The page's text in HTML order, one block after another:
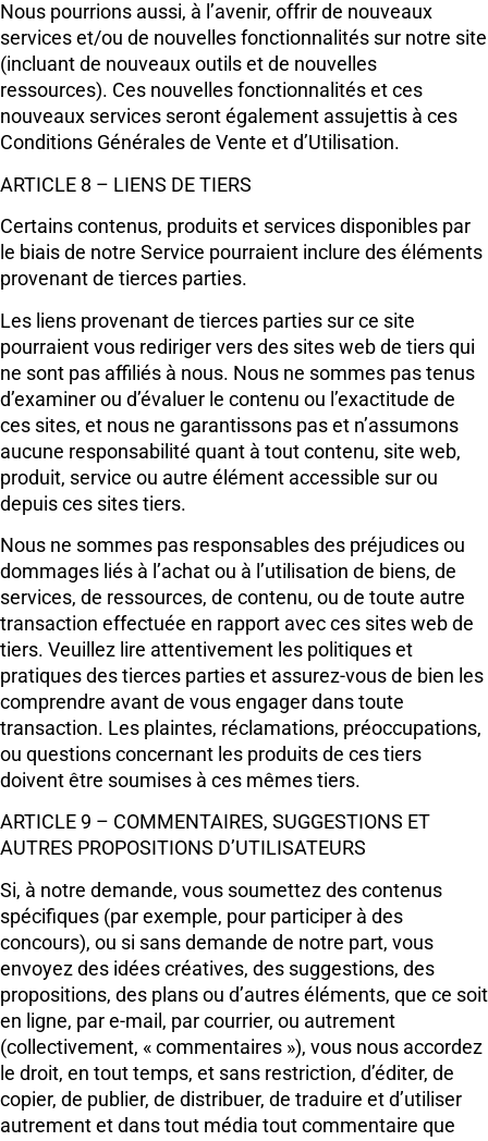
Nous pourrions aussi, à l’avenir, offrir de nouveaux
services et/ou de nouvelles fonctionnalités sur notre site
(incluant de nouveaux outils et de nouvelles
ressources). Ces nouvelles fonctionnalités et ces
nouveaux services seront également assujettis à ces
Conditions Générales de Vente et d’Utilisation.
ARTICLE 8 – LIENS DE TIERS
Certains contenus, produits et services disponibles par
le biais de notre Service pourraient inclure des éléments
provenant de tierces parties.
Les liens provenant de tierces parties sur ce site
pourraient vous rediriger vers des sites web de tiers qui
ne sont pas affiliés à nous. Nous ne sommes pas tenus
d’examiner ou d’évaluer le contenu ou l’exactitude de
ces sites, et nous ne garantissons pas et n’assumons
aucune responsabilité quant à tout contenu, site web,
produit, service ou autre élément accessible sur ou
depuis ces sites tiers.
Nous ne sommes pas responsables des préjudices ou
dommages liés à l’achat ou à l’utilisation de biens, de
services, de ressources, de contenu, ou de toute autre
transaction effectuée en rapport avec ces sites web de
tiers. Veuillez lire attentivement les politiques et
pratiques des tierces parties et assurez-vous de bien les
comprendre avant de vous engager dans toute
transaction. Les plaintes, réclamations, préoccupations,
ou questions concernant les produits de ces tiers
doivent être soumises à ces mêmes tiers.
ARTICLE 9 – COMMENTAIRES, SUGGESTIONS ET
AUTRES PROPOSITIONS D’UTILISATEURS
Si, à notre demande, vous soumettez des contenus
spécifiques (par exemple, pour participer à des
concours), ou si sans demande de notre part, vous
envoyez des idées créatives, des suggestions, des
propositions, des plans ou d’autres éléments, que ce soit
en ligne, par e-mail, par courrier, ou autrement
(collectivement, « commentaires »), vous nous accordez
le droit, en tout temps, et sans restriction, d’éditer, de
copier, de publier, de distribuer, de traduire et d’utiliser
autrement et dans tout média tout commentaire que